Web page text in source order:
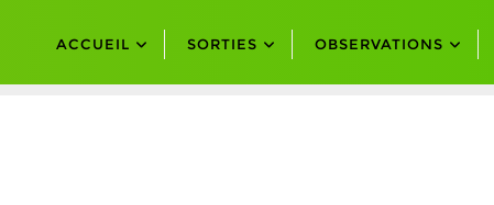
ACCUEIL SORTIES OBSERVATIONS